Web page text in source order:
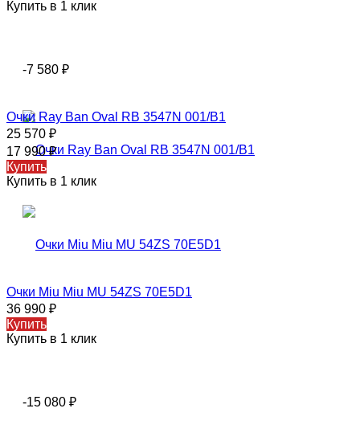
Купить в 1 клик
-7 580 ₽
Очки Ray Ban Oval RB 3547N 001/B1
25 570 ₽
17 990₽
Купить
Купить в 1 клик
Очки Miu Miu MU 54ZS 70E5D1
36 990 ₽
Купить
Купить в 1 клик
-15 080 ₽